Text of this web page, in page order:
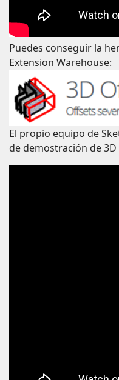
Puedes conseguir la
Extension Warehouse:
El propio equipo de
de demostración de